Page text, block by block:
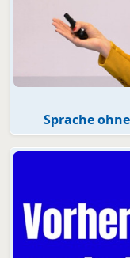
Sprache